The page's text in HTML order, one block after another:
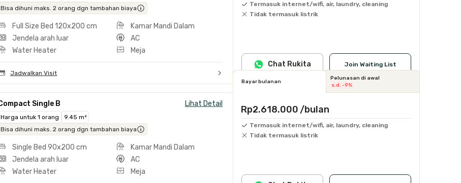
Bisa dihuni maks. 2 orang dgn tambahan biaya
Full Size Bed 120x200 cm
Kamar Mandi Dalam
Jendela arah luar
AC
Water Heater
Meja
Jadwalkan Visit
Termasuk internet/wifi, air, laundry, cleaning
Tidak termasuk listrik
Join Waiting List
Chat Rukita
Single B Lihat Detail
Harga untuk 1 orang
9.45 m²
Bisa dihuni maks. 2 orang dgn tambahan biaya
Single Bed 90x200 cm
Kamar Mandi Dalam
Jendela arah luar
AC
Water Heater
Meja
Bayar bulanan
Pelunasan di awal
s.d. -9%
Rp2.618.000 /bulan
Termasuk internet/wifi, air, laundry, cleaning
Tidak termasuk listrik